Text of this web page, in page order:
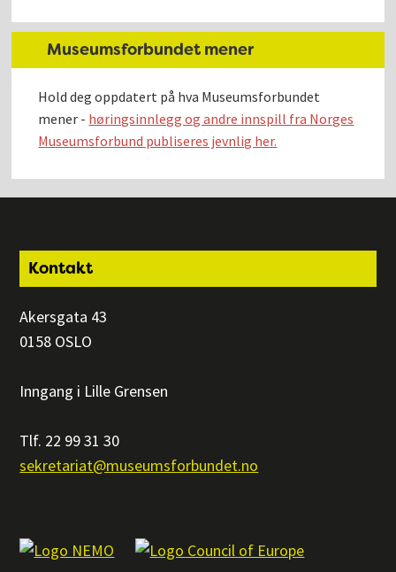
Museumsforbundet mener
Hold deg oppdatert på hva Museumsforbundet
mener - høringsinnlegg og andre innspill fra Norges
Museumsforbund publiseres jevnlig her.
Footer
Kontakt
Akersgata 43
0158 OSLO
Inngang i Lille Grensen
Tlf. 22 99 31 30
sekretariat@museumsforbundet.no